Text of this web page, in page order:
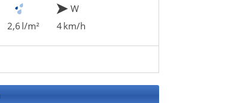
2,6 l/m²
W
4 km/h